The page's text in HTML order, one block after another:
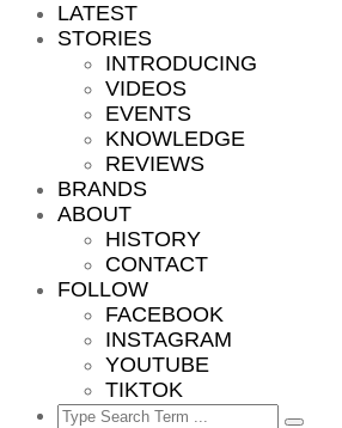
LATEST
STORIES
INTRODUCING
VIDEOS
EVENTS
KNOWLEDGE
REVIEWS
BRANDS
ABOUT
HISTORY
CONTACT
FOLLOW
FACEBOOK
INSTAGRAM
YOUTUBE
TIKTOK
Search